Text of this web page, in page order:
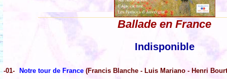
Ballade en France
Indisponible
-01- Notre tour de France (Francis Blanche - Luis Mariano - Henri